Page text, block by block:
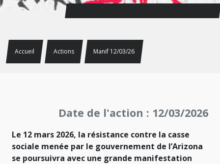
Accueil Actions Manif 12/03/26
Date de l'action : 12/03/2026
Le 12 mars 2026, la résistance contre la casse
sociale menée par le gouvernement de l’Arizona
se poursuivra avec une grande manifestation